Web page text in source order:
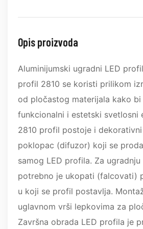
Opis proizvoda
Aluminijumski ugradni LED
profil 2810 se koristi prilikom
od pločastog materijala kako
funkcionalni i estetski svetlosni
2810 profil postoje i
poklopac (difuzor) koji se
samog LED profila. Za
potrebno je ukopati (falcovati)
u koji se profil postavlja.
uglavnom vrši lepkovima za
Završna obrada LED profila je